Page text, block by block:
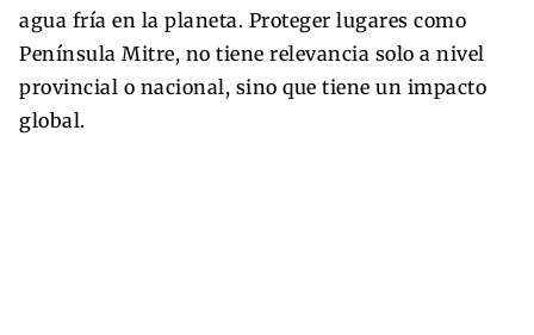
agua fría en la planeta. Proteger lugares como
Península Mitre, no tiene relevancia solo a nivel
provincial o nacional, sino que tiene un impacto
global.